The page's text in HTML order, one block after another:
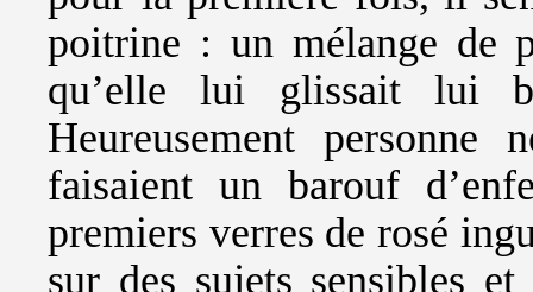
poitrine : un mélange de
qu’elle lui glissait lui
Heureusement personne
faisaient un barouf
premiers verres de rosé
sur des sujets sensibles